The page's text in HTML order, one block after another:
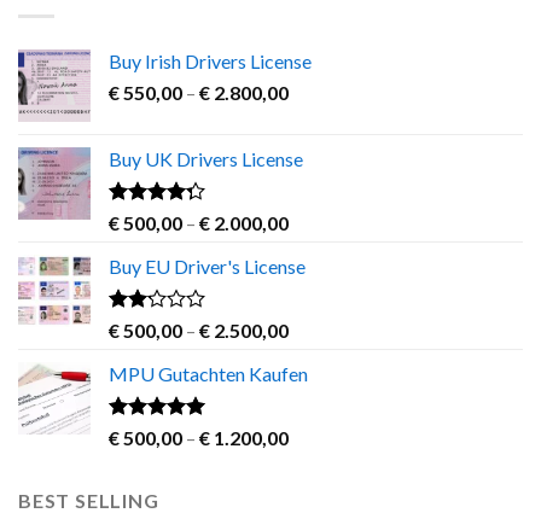
Buy Irish Drivers License
€ 550,00 – € 2.800,00Price
through
Buy UK Drivers License
Rated
out
of 5
€ 500,00 – € 2.000,00Price
€ 500,00
€ 2.000,00
Buy EU Driver's License
Rated
out
of 5
€ 500,00 – € 2.500,00Price
€ 500,00
€ 2.500,00
MPU Gutachten Kaufen
Rated5.00
out of 5
€ 500,00 – € 1.200,00Price
BEST SELLING